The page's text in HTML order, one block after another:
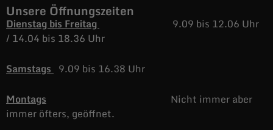
Unsere Öffnungszeiten
Dienstag bis Freitag
9.09 bis 12.06 Uhr
/14.04 bis 18.36 Uhr
Samstags 9.09 bis 16.38 Uhr
Montags
Nicht immer aber
immer öfters, geöffnet.